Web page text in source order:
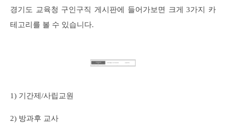
경기도 교육청 구인구직 게시판에 들어가보면 크게 3가지 카
테고리를 볼 수 있습니다.
1) 기간제/사립교원
2) 방과후 교사